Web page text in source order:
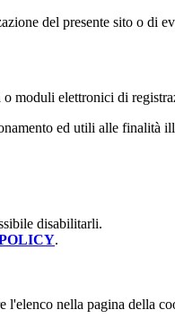
del presente sito o di
moduli elettronici di
ed utili alle finalità
disabilitarli.
.
l'elenco nella pagina della